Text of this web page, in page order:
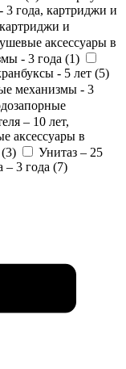
3 года, картриджи и
и
аксессуары в
- 3 года (1)
- 5 лет (5)
механизмы - 3
– 10 лет,
аксессуары в
3)
Унитаз – 25
– 3 года (7)